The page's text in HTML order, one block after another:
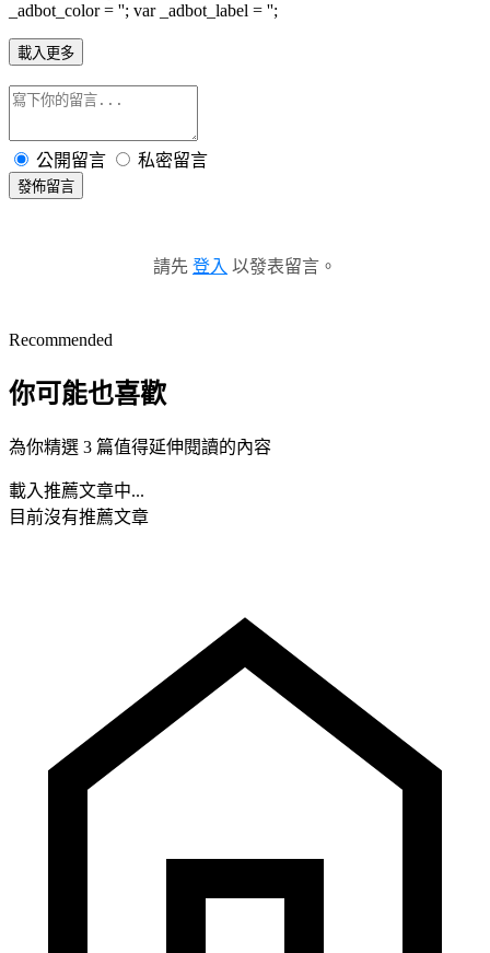
_adbot_color = ''; var _adbot_label = '';
載入更多
公開留言 私密留言
發佈留言
請先 登入 以發表留言。
Recommended
你可能也喜歡
為你精選 3 篇值得延伸閱讀的內容
載入推薦文章中...
目前沒有推薦文章